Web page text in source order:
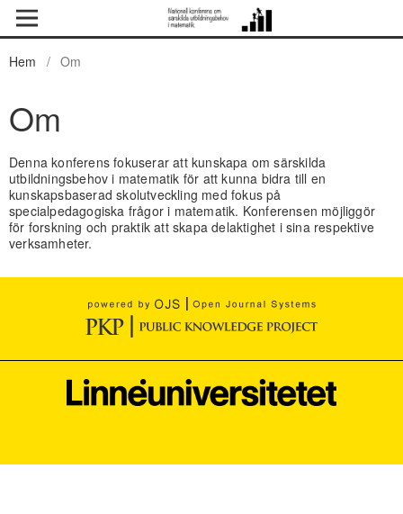
Hem / Om
Om
Denna konferens fokuserar att kunskapa om särskilda
utbildningsbehov i matematik för att kunna bidra till en
kunskapsbaserad skolutveckling med fokus på
specialpedagogiska frågor i matematik. Konferensen möjliggör
för forskning och praktik att skapa delaktighet i sina respektive
verksamheter.